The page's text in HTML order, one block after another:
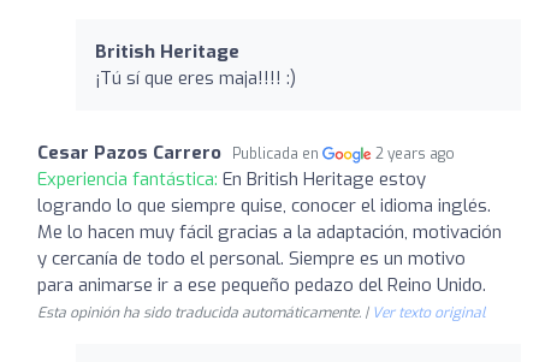
British Heritage
¡Tú sí que eres maja!!!! :)
Cesar Pazos Carrero Publicada en 2 years ago
Experiencia fantástica: En British Heritage estoy
logrando lo que siempre quise, conocer el idioma inglés.
Me lo hacen muy fácil gracias a la adaptación, motivación
y cercanía de todo el personal. Siempre es un motivo
para animarse ir a ese pequeño pedazo del Reino Unido.
Esta opinión ha sido traducida automáticamente. | Ver texto original